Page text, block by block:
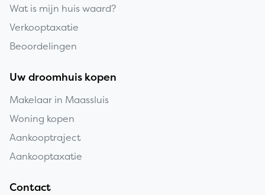
Wat is mijn huis waard?
Verkooptaxatie
Beoordelingen
Uw droomhuis kopen
Makelaar in Maassluis
Woning kopen
Aankooptraject
Aankooptaxatie
Contact